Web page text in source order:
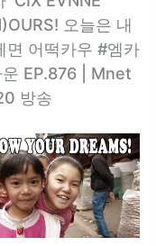
오늘은 내
면 어떡카우 #엠카
운 EP.876 | Mnet
방송